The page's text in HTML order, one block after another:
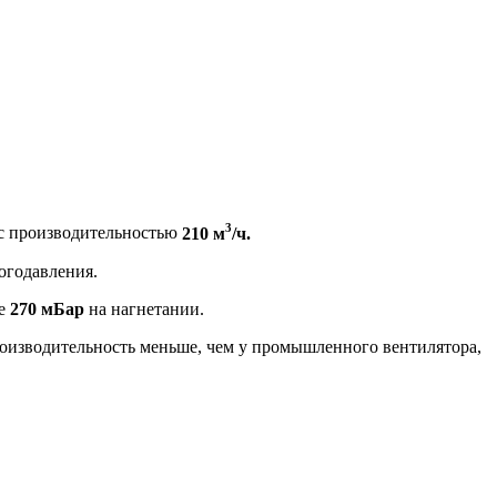
производительностью 210 м3/ч.
270 мБар на нагнетании.
меньше, чем у промышленного вентилятора,